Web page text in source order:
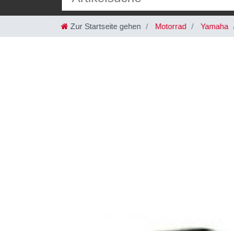
Zur Startseite gehen Motorrad Yamaha